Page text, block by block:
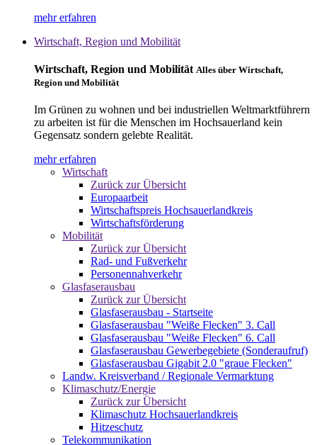
mehr erfahren
Wirtschaft, Region und Mobilität
Wirtschaft, Region und Mobilität Alles über Wirtschaft,
Region und Mobilität
Im Grünen zu wohnen und bei industriellen Weltmarktführern
zu arbeiten ist für die Menschen im Hochsauerland kein
Gegensatz sondern gelebte Realität.
mehr erfahren
Wirtschaft
Zurück zur Übersicht
Europaarbeit
Wirtschaftspreis Hochsauerlandkreis
Wirtschaftsförderung
Mobilität
Zurück zur Übersicht
Rad- und Fußverkehr
Personennahverkehr
Glasfaserausbau
Zurück zur Übersicht
Glasfaserausbau - Startseite
Glasfaserausbau "Weiße Flecken" 3. Call
Glasfaserausbau "Weiße Flecken" 6. Call
Glasfaserausbau Gewerbegebiete (Sonderaufruf)
Glasfaserausbau Gigabit 2.0 "graue Flecken"
Landw. Kreisverband / Regionale Vermarktung
Klimaschutz/Energie
Zurück zur Übersicht
Klimaschutz Hochsauerlandkreis
Hitzeschutz
Telekommunikation